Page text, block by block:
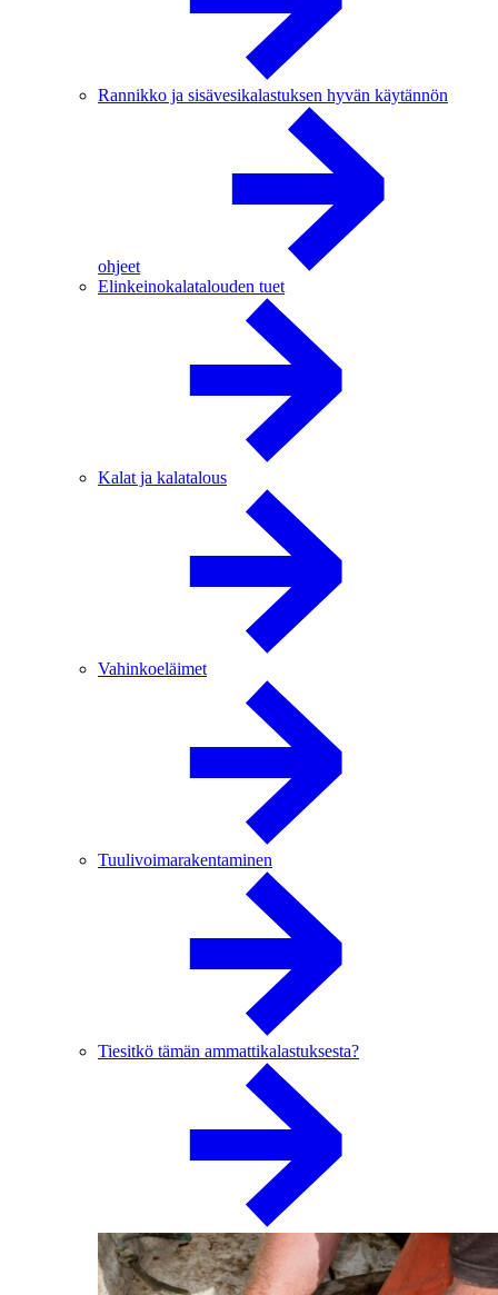
Rannikko ja sisävesikalastuksen hyvän käytännön
ohjeet
Elinkeinokalatalouden tuet
Kalat ja kalatalous
Vahinkoeläimet
Tuulivoimarakentaminen
Tiesitkö tämän ammattikalastuksesta?